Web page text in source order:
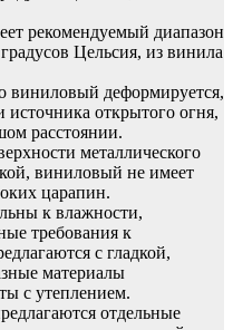
рекомендуемый диапазон
Цельсия, из винила
виниловый деформируется,
источника открытого огня,
расстоянии.
металлического
виниловый не имеет
царапин.
к влажности,
требования к
с гладкой,
материалы
с утеплением.
отдельные